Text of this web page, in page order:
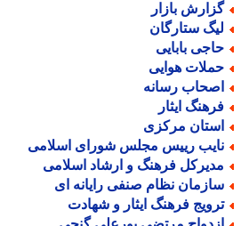
بازار
ستارگان
بابایی
هوایی
رسانه
ایثار
مرکزی
رییس مجلس شورای اسلامی
فرهنگ و ارشاد اسلامی
نظام صنفی رایانه ای
فرهنگ ایثار و شهادت